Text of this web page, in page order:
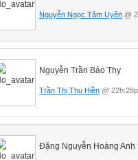
Nguyễn Ngọc Tâm Uyên @
Nguyễn Trần Bảo Thy
Trần Thị Thu Hiền @
Đặng Nguyễn Hoàng Anh